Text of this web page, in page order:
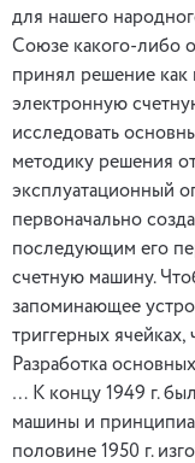
для нашего
Союзе какого-либо
принял решение
электронную
исследовать
методику решения
эксплуатационный
первоначально
последующим его
счетную машину.
запоминающее
триггерных ячейках,
Разработка
… К концу 1949 г.
машины и
половине 1950 г.